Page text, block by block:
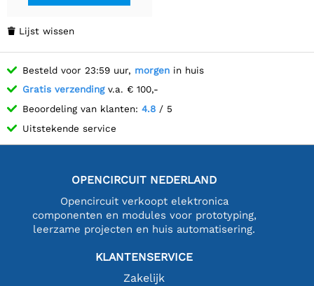
 Lijst wissen
Besteld voor 23:59 uur, morgen in huis
Gratis verzendingv.a. € 100,-
Beoordeling van klanten: 4.8 / 5
Uitstekende service
OPENCIRCUIT NEDERLAND
Opencircuit verkoopt elektronica
componenten en modules voor prototyping,
leerzame projecten en huis automatisering.
KLANTENSERVICE
Zakelijk